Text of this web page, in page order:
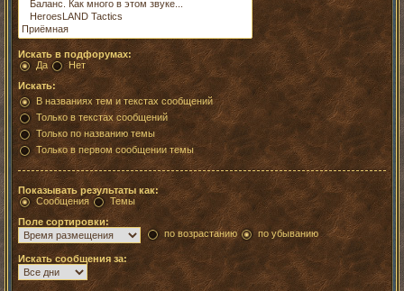
Искать в подфорумах:
Да
Нет
Искать:
В названиях тем и текстах сообщений
Только в текстах сообщений
Только по названию темы
Только в первом сообщении темы
Показывать результаты как:
Сообщения
Темы
Поле сортировки:
по возрастанию
по убыванию
Искать сообщения за: